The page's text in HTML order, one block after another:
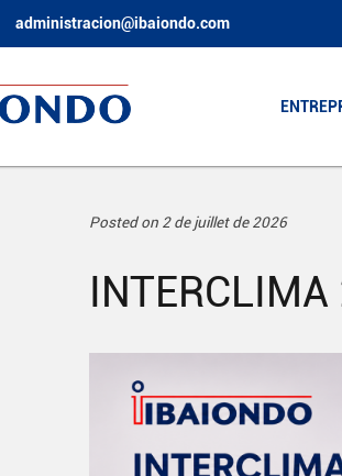
administracion@ibaiondo.com
Posted on 2 de juillet de 2026